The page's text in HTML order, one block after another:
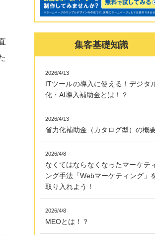
集客基礎知識
2026/4/13
ITツールの導入に使える！デジタ
化・AI導入補助金とは！？
2026/4/13
省力化補助金（カタログ型）の概
2026/4/8
なくてはならなくなったマーケテ
ング手法「Webマーケティング」
取り入れよう！
2026/4/8
MEOとは！？